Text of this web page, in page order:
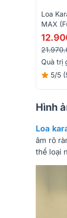
Loa
MAX
Quà trị
5/5
Hình
Loa
âm rõ
thể loại